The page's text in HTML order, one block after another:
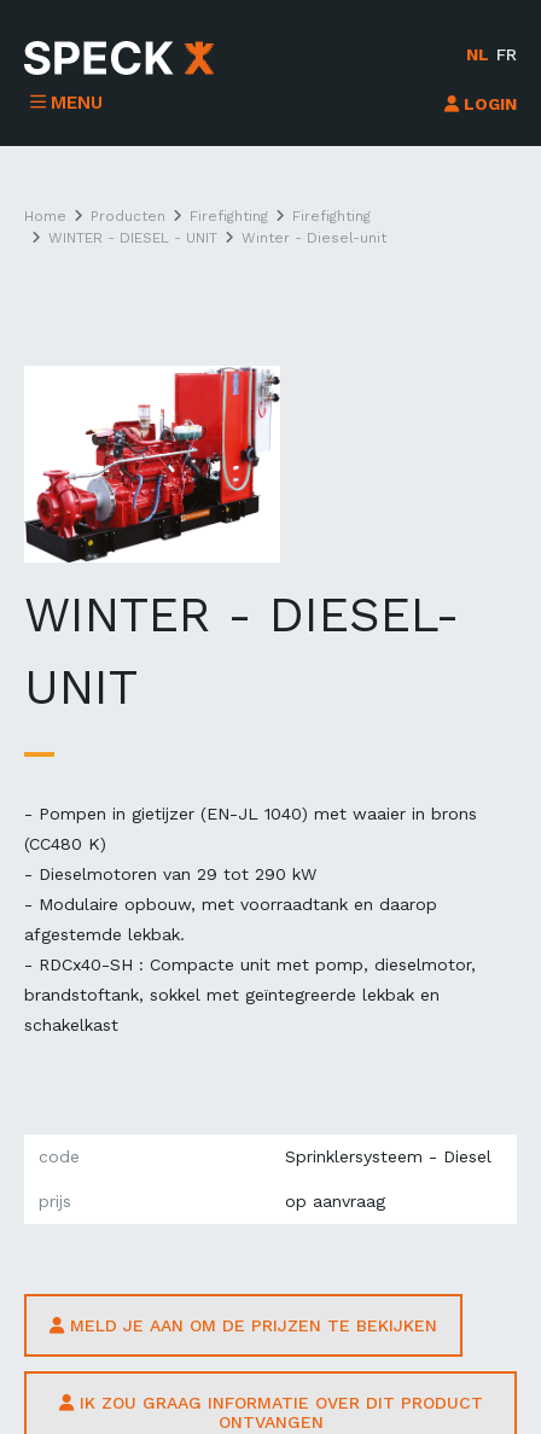
NL FR
LOGIN
MENU
Home Producten Firefighting
Firefighting
WINTER - DIESEL - UNIT
Winter - Diesel-unit
WINTER - DIESEL-
UNIT
- Pompen in gietijzer (EN-JL 1040) met waaier in brons
(CC480 K)
- Dieselmotoren van 29 tot 290 kW
- Modulaire opbouw, met voorraadtank en daarop
afgestemde lekbak.
- RDCx40-SH : Compacte unit met pomp, dieselmotor,
brandstoftank, sokkel met geïntegreerde lekbak en
schakelkast
code Sprinklersysteem - Diesel
prijs op aanvraag
MELD JE AAN OM DE PRIJZEN TE BEKIJKEN
IK ZOU GRAAG INFORMATIE OVER DIT PRODUCT
ONTVANGEN